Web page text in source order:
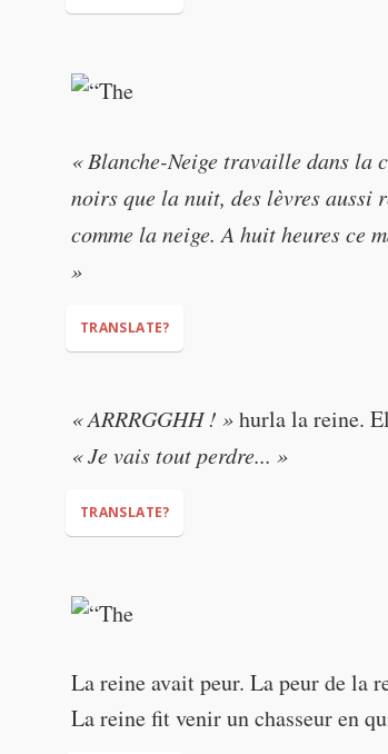
"You are very beautiful, my queen.
"Who is Snow White?"
« Blanche-Neige travaille dans la
noirs que la nuit, des lèvres aussi
comme la neige. A huit heures ce
»
TRANSLATE?
roses, and skin white as snow. At
than you."
« ARRRGGHH ! »hurla la reine.
« Je vais tout perdre... »
TRANSLATE?
La reine avait peur. La peur de la
La reine fit venir un chasseur en